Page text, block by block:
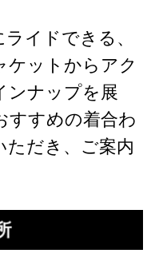
イドできる、
ケットからアク
ンナップを展
すすめの着合わ
ただき、ご案内